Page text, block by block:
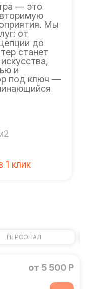
— это
Мы
от
до
станет
и
под ключ —
1 клик
ПЕРСОНАЛ
от 5 500 Р